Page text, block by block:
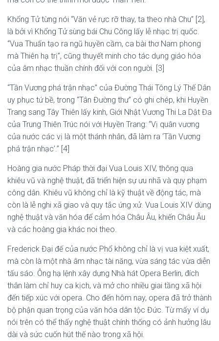
Khổng Tử từng nói “Văn vẻ rực rỡ thay, ta theo nhà Chu” [2],
là bởi vì Khổng Tử sùng bái Chu Công lấy lễ nhạc trị quốc.
“Vua Thuấn tạo ra ngũ huyền cầm, ca bài thơ Nam phong
mà Thiên hạ trị”, cũng thuyết minh cho tác dụng giáo hóa
của âm nhạc thuần chính đối với con người. [3]
“Tần Vương phá trận nhạc” của Đường Thái Tông Lý Thế Dân
uy phục tứ bề, trong “Tân Đường thư” có ghi chép, khi Huyền
Trang sang Tây Thiên lấy kinh, Giới Nhật Vương Thi La Dật Đa
của Trung Thiên Trúc nói với Huyền Trang: “Vị quân vương
của nước các vị là một thánh nhân, đã làm ra ‘Tần Vương
phá trận nhạc’.” [4]
Hoàng gia nước Pháp thời đại Vua Louis XIV, thông qua
khiêu vũ và nghệ thuật, đã triển hiện sự ưu nhã và quy phạm
công dân. Khiêu vũ không chỉ là kỹ thuật về động tác, mà
còn là lễ nghi xã giao và quy tắc ứng xử. Vua Louis XIV dùng
nghệ thuật và văn hóa để cảm hóa Châu Âu, khiến Châu Âu
và các hoàng gia khác noi theo.
Frederick Đại đế của nước Phổ không chỉ là vị vua kiệt xuất,
mà còn là một nhà âm nhạc tài năng, vừa sáng tác vừa diễn
tấu sáo. Ông hạ lệnh xây dựng Nhà hát Opera Berlin, đích
thân làm chỉ huy ca kịch, và mở cho nhiều giai tầng xã hội
đến tiếp xúc với opera. Cho đến hôm nay, opera đã trở thành
bộ phận quan trọng của văn hóa dân tộc Đức. Từ mấy ví dụ
nói trên có thể thấy nghệ thuật chính thống có ảnh hưởng lâu
dài và sức cuốn hút thế nào trong xã hội.